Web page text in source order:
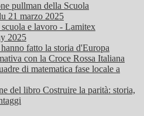
pullman della Scuola
21 marzo 2025
e lavoro - Lamitex
2025
fatto la storia d'Europa
con la Croce Rossa Italiana
di matematica fase locale a
del libro Costruire la parità: storia,